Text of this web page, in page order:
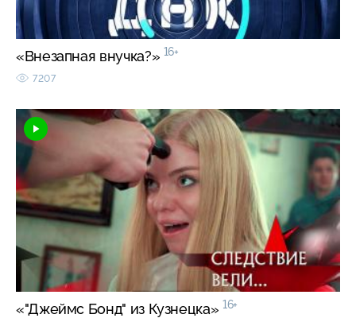
«Внезапная внучка?» 16+
7207
«"Джеймс Бонд" из Кузнецка» 16+